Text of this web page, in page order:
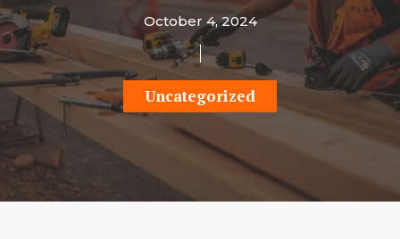
October 4, 2024
Uncategorized